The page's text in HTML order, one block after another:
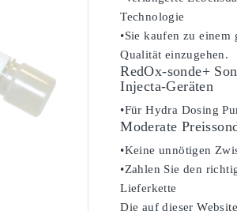
Technologie
•Sie kaufen zu
Qualität einzugehen.
RedOx-sonde+
Injecta-Geräten
•Für Hydra Dosing
Moderate
•Keine unnötigen
•Zahlen Sie den
Lieferkette
Die auf dieser